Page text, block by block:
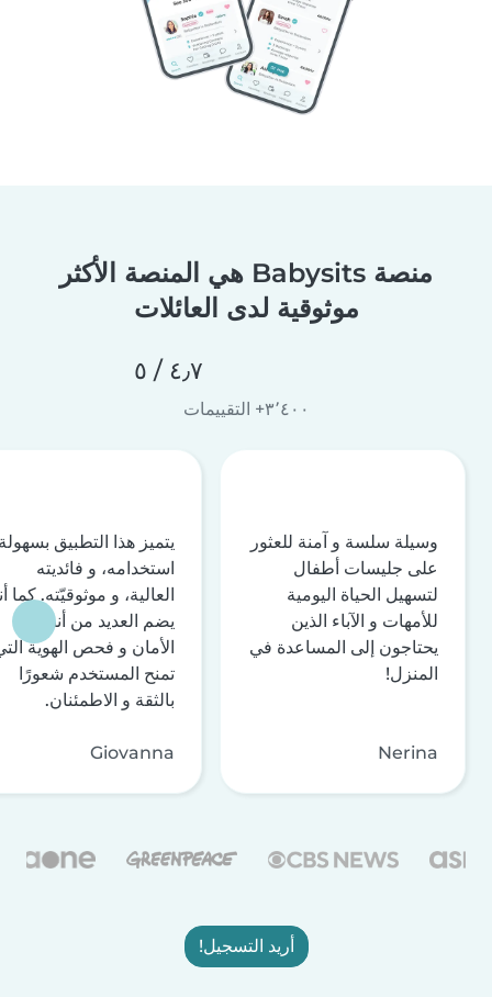
منصة Babysits هي المنصة الأكثر
موثوقية لدى العائلات
٤٫٧ / ٥
٣٬٤٠٠+ التقييمات
وسيلة سلسة و آمنة للعثور
على جليسات أطفال
لتسهيل الحياة اليومية
للأمهات و الآباء الذين
يحتاجون إلى المساعدة في
المنزل!
Nerina
يتميز هذا التطبيق
استخدامه، و فائديته
العالية، و موثوقيّته. كما
يضم العديد من أنظمة
الأمان و فحص الهوية
تمنح المستخدم شعورًا
بالثقة و الاطمئنان.
Giovanna
أريد التسجيل!